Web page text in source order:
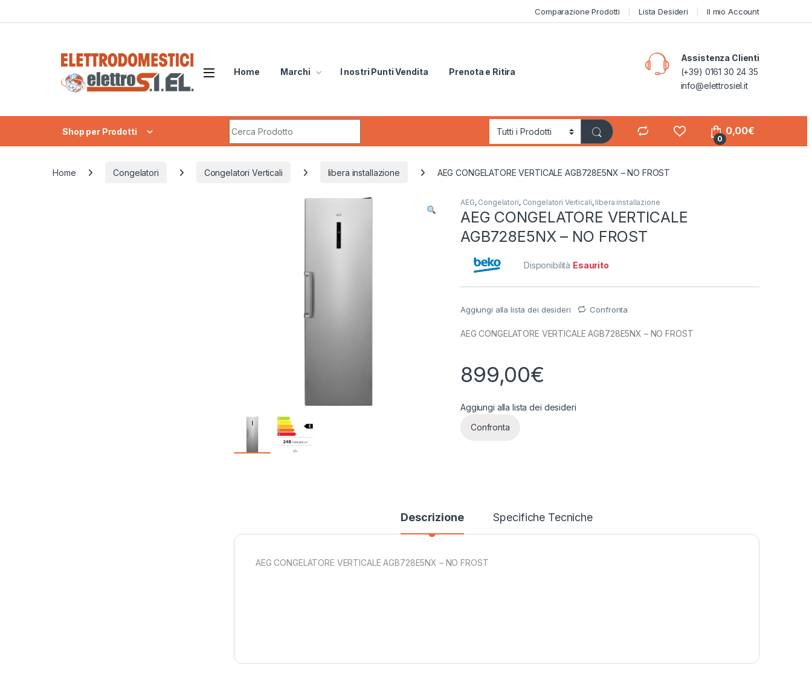
Comparazione Prodotti Lista Desideri Il mio Account
Home Marchi I nostri Punti Vendita Prenota e Ritira
Assistenza Clienti
(+39) 0161 30 24 35
info@elettrosiel.it
Shop per Prodotti
0
0,00€
Home Congelatori Congelatori Verticali libera installazione AEG CONGELATORE VERTICALE AGB728E5NX – NO FROST
AEG, Congelatori, Congelatori Verticali, libera installazione
AEG CONGELATORE VERTICALE
AGB728E5NX – NO FROST
Disponibilità Esaurito
Aggiungi alla lista dei desideri Confronta
AEG CONGELATORE VERTICALE AGB728E5NX – NO FROST
899,00€
Aggiungi alla lista dei desideri
Confronta
Descrizione Specifiche Tecniche
AEG CONGELATORE VERTICALE AGB728E5NX – NO FROST